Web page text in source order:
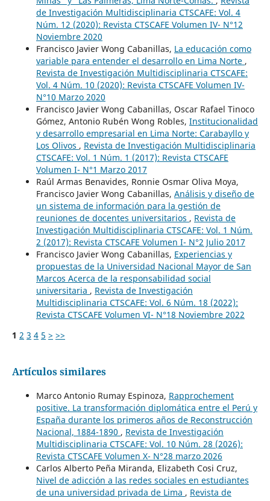
de Investigación Multidisciplinaria CTSCAFE: Vol. 4
Núm. 12 (2020): Revista CTSCAFE Volumen IV- N°12
Noviembre 2020
Francisco Javier Wong Cabanillas, La educación como
variable para entender el desarrollo en Lima Norte ,
Revista de Investigación Multidisciplinaria CTSCAFE:
Vol. 4 Núm. 10 (2020): Revista CTSCAFE Volumen IV-
N°10 Marzo 2020
Francisco Javier Wong Cabanillas, Oscar Rafael Tinoco
Gómez, Antonio Rubén Wong Robles, Institucionalidad
y desarrollo empresarial en Lima Norte: Carabayllo y
Los Olivos , Revista de Investigación Multidisciplinaria
CTSCAFE: Vol. 1 Núm. 1 (2017): Revista CTSCAFE
Volumen I- N°1 Marzo 2017
Raúl Armas Benavides, Ronnie Osmar Oliva Moya,
Francisco Javier Wong Cabanillas, Análisis y diseño de
un sistema de información para la gestión de
reuniones de docentes universitarios , Revista de
Investigación Multidisciplinaria CTSCAFE: Vol. 1 Núm.
2 (2017): Revista CTSCAFE Volumen I- N°2 Julio 2017
Francisco Javier Wong Cabanillas, Experiencias y
propuestas de la Universidad Nacional Mayor de San
Marcos Acerca de la responsabilidad social
universitaria , Revista de Investigación
Multidisciplinaria CTSCAFE: Vol. 6 Núm. 18 (2022):
Revista CTSCAFE Volumen VI- N°18 Noviembre 2022
1 2 3 4 5 > >>
Artículos similares
Marco Antonio Rumay Espinoza, Rapprochement
positive. La transformación diplomática entre el Perú y
España durante los primeros años de Reconstrucción
Nacional, 1884-1890 , Revista de Investigación
Multidisciplinaria CTSCAFE: Vol. 10 Núm. 28 (2026):
Revista CTSCAFE Volumen X- N°28 marzo 2026
Carlos Alberto Peña Miranda, Elizabeth Cosi Cruz,
Nivel de adicción a las redes sociales en estudiantes
de una universidad privada de Lima , Revista de